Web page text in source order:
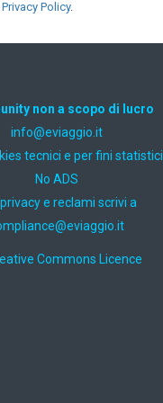
Privacy Policy.
non a scopo di lucro
ti.oiggaive@ofni
tecnici e per fini statistici
No ADS
e reclami scrivi a